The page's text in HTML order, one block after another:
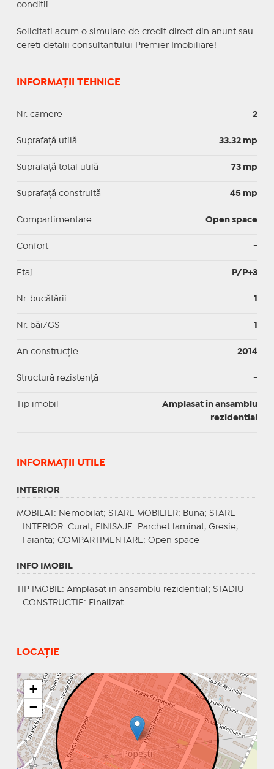
conditii.
Solicitati acum o simulare de credit direct din anunt sau
cereti detalii consultantului Premier Imobiliare!
INFORMAȚII TEHNICE
Nr. camere 2
Suprafaţă utilă 33.32 mp
Suprafaţă total utilă 73 mp
Suprafaţă construită 45 mp
Compartimentare Open space
Confort -
Etaj P/P+3
Nr. bucătării 1
Nr. băi/GS 1
An construcție 2014
Structură rezistență -
Tip imobil
Amplasat in ansamblu
rezidential
INFORMAŢII UTILE
INTERIOR
MOBILAT : Nemobilat; STARE MOBILIER: Buna; STARE
INTERIOR: Curat; FINISAJE : Parchet laminat, Gresie,
Faianta; COMPARTIMENTARE : Open space
INFO IMOBIL
TIP IMOBIL : Amplasat in ansamblu rezidential; STADIU
CONSTRUCTIE : Finalizat
LOCAȚIE
+
−